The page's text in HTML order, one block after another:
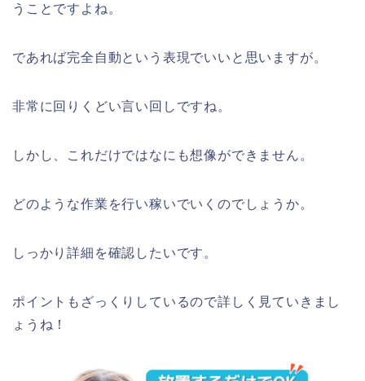
うことですよね。
であれば完全自動という表現でいいと思いますが。
非常に回りくどい言い回しですね。
しかし、これだけではなにも想像ができません。
どのような作業を行い稼いでいくのでしょうか。
しっかり詳細を確認したいです。
ポイントもざっくりしているので詳しく見ていきまし
ょうね！